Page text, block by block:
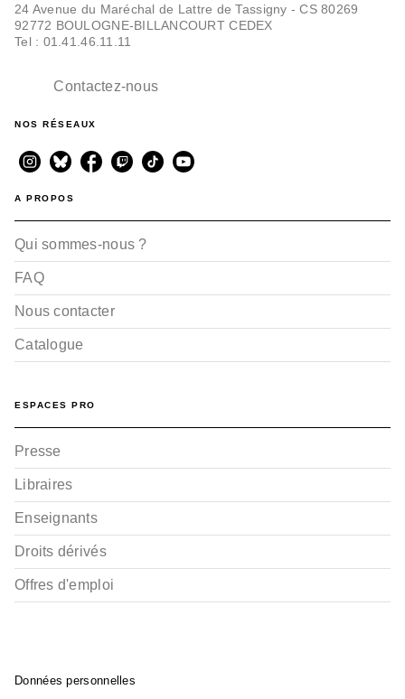
Le Mur - Tome 01
Mario Alberti
24 Avenue du Maréchal de Lattre de Tassigny - CS 80269
92772 BOULOGNE-BILLANCOURT CEDEX
Tel : 01.41.46.11.11
Contactez-nous
NOS RÉSEAUX
A PROPOS
Qui sommes-nous ?
FAQ
Nous contacter
Catalogue
ESPACES PRO
Presse
Libraires
Enseignants
Droits dérivés
Offres d'emploi
Données personnelles